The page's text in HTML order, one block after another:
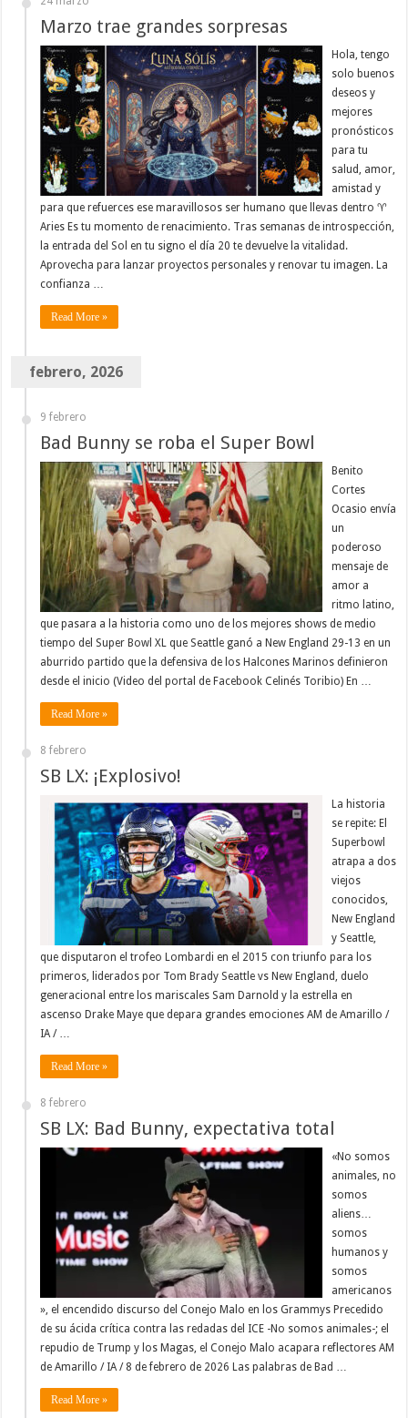
Marzo trae grandes sorpresas
Hola, tengo
solo buenos
deseos y
mejores
pronósticos
para tu
salud, amor,
amistad y
para que refuerces ese maravillosos ser humano que llevas dentro ♈
Aries Es tu momento de renacimiento. Tras semanas de introspección,
la entrada del Sol en tu signo el día 20 te devuelve la vitalidad.
Aprovecha para lanzar proyectos personales y renovar tu imagen. La
confianza …
Read More »
febrero, 2026
9 febrero
Bad Bunny se roba el Super Bowl
Benito
Cortes
Ocasio envía
un
poderoso
mensaje de
amor a
ritmo latino,
que pasara a la historia como uno de los mejores shows de medio
tiempo del Super Bowl XL que Seattle ganó a New England 29-13 en un
aburrido partido que la defensiva de los Halcones Marinos definieron
desde el inicio (Video del portal de Facebook Celinés Toribio) En …
Read More »
8 febrero
SB LX: ¡Explosivo!
La historia
se repite: El
Superbowl
atrapa a dos
viejos
conocidos,
New England
y Seattle,
que disputaron el trofeo Lombardi en el 2015 con triunfo para los
primeros, liderados por Tom Brady Seattle vs New England, duelo
generacional entre los mariscales Sam Darnold y la estrella en
ascenso Drake Maye que depara grandes emociones AM de Amarillo /
IA / …
Read More »
8 febrero
SB LX: Bad Bunny, expectativa total
«No somos
animales, no
somos
aliens…
somos
humanos y
somos
americanos
», el encendido discurso del Conejo Malo en los Grammys Precedido
de su ácida crítica contra las redadas del ICE -No somos animales-; el
repudio de Trump y los Magas, el Conejo Malo acapara reflectores AM
de Amarillo / IA / 8 de febrero de 2026 Las palabras de Bad …
Read More »